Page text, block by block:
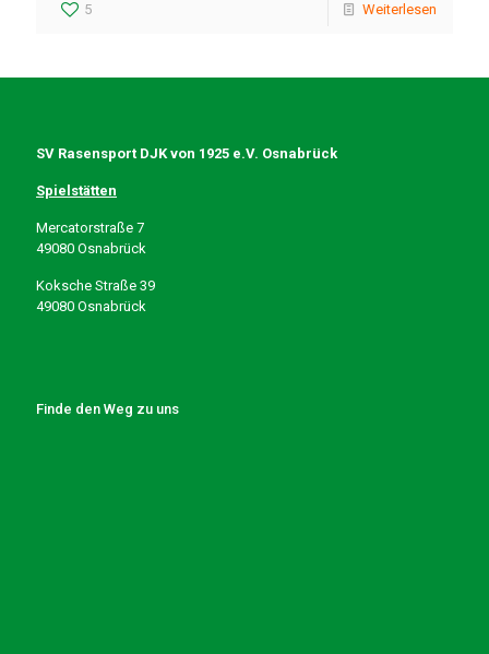
5 Weiterlesen
SV Rasensport DJK von 1925 e.V. Osnabrück
Spielstätten
Mercatorstraße 7
49080 Osnabrück
Koksche Straße 39
49080 Osnabrück
Finde den Weg zu uns